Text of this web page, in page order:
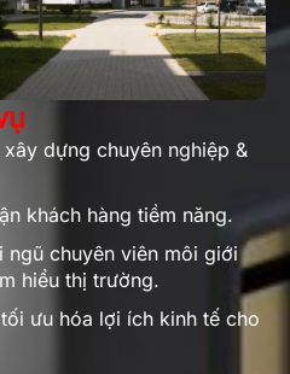
dựng chuyên nghiệp &
khách hàng tiềm năng.
chuyên viên môi giới
hiểu thị trường.
ưu hóa lợi ích kinh tế cho